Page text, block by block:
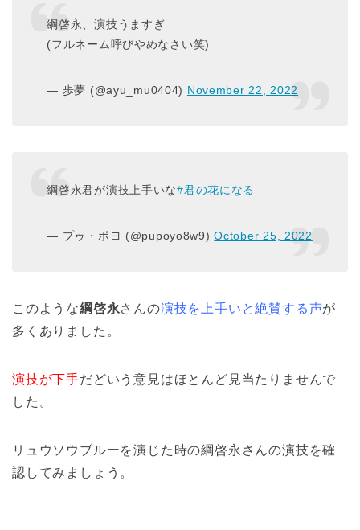
綱啓永、演技うますぎ
(フルネーム呼びやめなさい笑)
— 歩夢 (@ayu_mu0404) November 22, 2022
綱啓永君が演技上手いな#君の花になる
— プゥ・ポヨ (@pupoyo8w9)October 25, 2022
このような綱啓永さんの演技を上手いと絶賛する声が
多くありました。
演技が下手だどいう意見はほとんど見当たりませんで
した。
リュウソウブルーを演じた時の綱啓永さんの演技を確
認してみましょう。